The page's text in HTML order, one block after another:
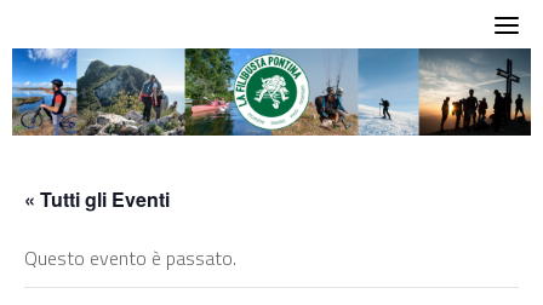
to
content
« Tutti gli Eventi
Questo evento è passato.